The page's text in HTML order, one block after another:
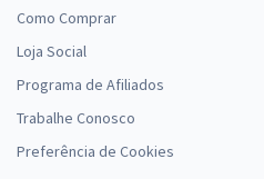
Como Comprar
Loja Social
Programa de Afiliados
Trabalhe Conosco
Preferência de Cookies